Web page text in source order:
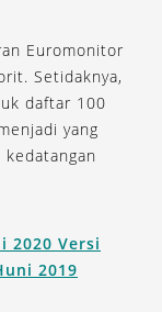
Euromonitor
Setidaknya,
daftar 100
yang
2020 Versi
2019